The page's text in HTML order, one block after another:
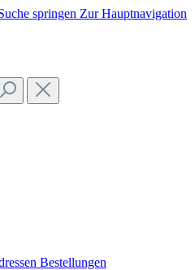
springen Zur Hauptnavigation
Bestellungen